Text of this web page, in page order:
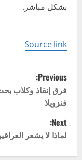
بشكل مباشر.
Source link
P
o
s
t
Previous:
فرق إنقاذ وكلاب
فنزويلا
Next:
لماذا لا يشعر